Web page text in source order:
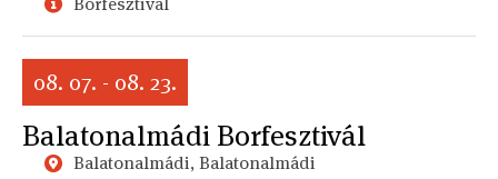
08. 07. - 08. 23.
Balatonalmádi Borfesztivál
Balatonalmádi, Balatonalmádi